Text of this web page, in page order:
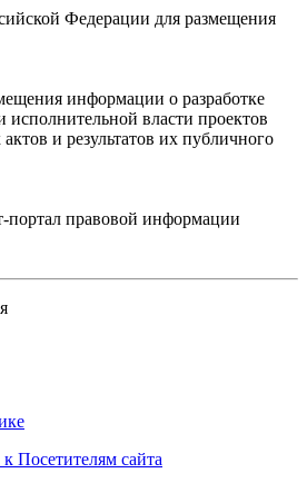
Федерации для размещения
информации о разработке
власти проектов
и результатов их публичного
правовой информации
Посетителям сайта